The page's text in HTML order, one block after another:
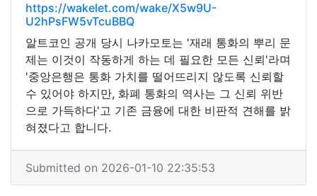
https://wakelet.com/wake/X5w9U-
U2hPsFW5vTcuBBQ
알트코인 공개 당시 나카모토는 '재래 통화의 뿌리 문
제는 이것이 작동하게 하는 데 필요한 모든 신뢰'라며
'중앙은행은 통화 가치를 떨어뜨리지 않도록 신뢰할
수 있어야 하지만, 화폐 통화의 역사는 그 신뢰 위반
으로 가득하다'고 기존 금융에 대한 비판적 견해를 밝
혀졌다고 합니다.
Submitted on 2026-01-10 22:35:53